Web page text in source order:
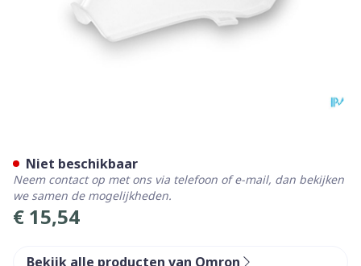
€ 15,54
Niet beschikbaar
Neem contact op met ons via telefoon of e-mail, dan bekijken
we samen de mogelijkheden.
Bekijk alle producten van Omron